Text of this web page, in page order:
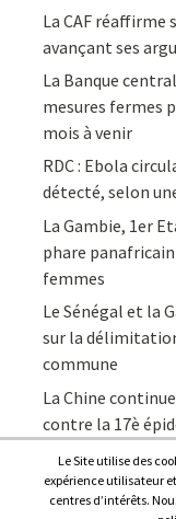
La CAF
avançant ses
La Banque
mesures fermes
mois à venir
RDC : Ebola
détecté, selon
La Gambie, 1er
phare
femmes
Le Sénégal et la
sur la
commune
La Chine
contre la 17è
Le Site utilise des
expérience utilisateur
centres d’intérêts.